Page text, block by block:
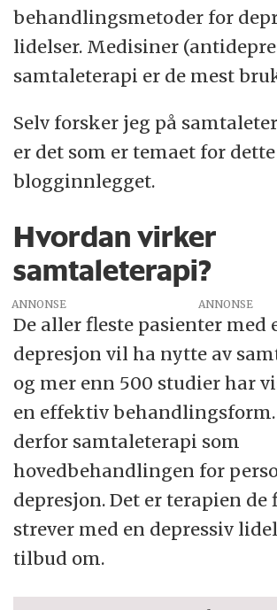
behandlingsmetoder for
lidelser. Medisiner
samtaleterapi er de mest
Selv forsker jeg på
er det som er temaet for dette
blogginnlegget.
Hvordan virker
samtaleterapi?
ANNONSE
De aller fleste pasienter med
depresjon vil ha nytte av
og mer enn 500 studier har
en effektiv
derfor samtaleterapi som
hovedbehandlingen for
depresjon. Det er terapien de
strever med en depressiv
tilbud om.